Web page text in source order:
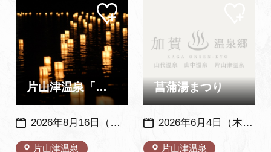
種で純淡水生の魚）のこと
で、木の枠の上に竹や藁
で、長さ7ｍ～8ｍの巨大グ
ズに仕上げます。夕方にな
ると、白足袋姿の約50～60
人の若衆や少年たちがグズ
ことができます。※海の
家、飲食物持ち込み禁止 ※
水上スキーやジェットスキ
ーなどのマリンスポーツ
は…
片山津温泉「灯篭流し」
片山津温泉
2026年8月16日（日）※荒天などの場合延期
マイ
ペー
ジに
追加
菖蒲湯まつり
片山津温泉
2026年6月4日（木）・5日（金）（山中・片山津は6月4日のみ開催 ）※毎年、同日開催
追加